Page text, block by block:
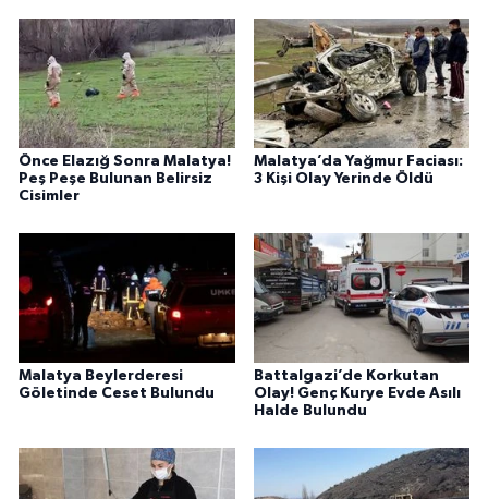
Önce Elazığ Sonra Malatya!
Peş Peşe Bulunan Belirsiz
Cisimler
Malatya’da Yağmur Faciası:
3 Kişi Olay Yerinde Öldü
Malatya Beylerderesi
Göletinde Ceset Bulundu
Battalgazi’de Korkutan
Olay! Genç Kurye Evde Asılı
Halde Bulundu